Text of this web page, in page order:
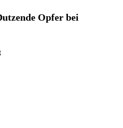
Opfer bei